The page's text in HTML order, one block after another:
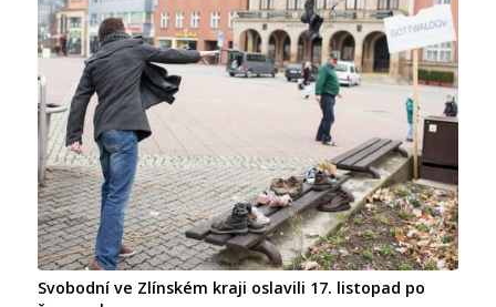
Svobodní ve Zlínském kraji oslavili 17. listopad po